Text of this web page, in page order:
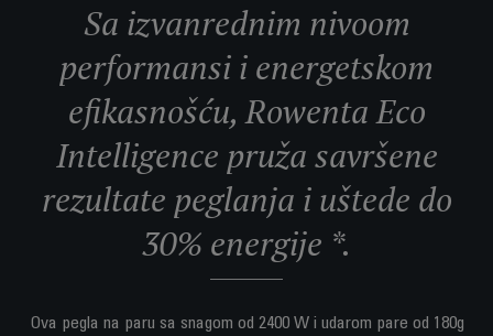
Sa izvanrednim nivoom
performansi i energetskom
efikasnošću, Rowenta Eco
Intelligence pruža savršene
rezultate peglanja i uštede do
30% energije *.
Ova pegla na paru sa snagom od 2400 W i udarom pare od 180g